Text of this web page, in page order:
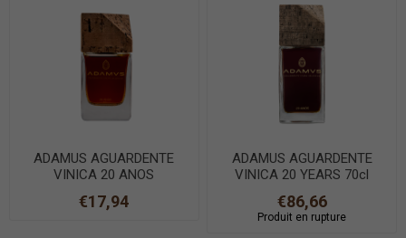
ADAMUS AGUARDENTE
VINICA 20 ANOS
€17,94
ADAMUS AGUARDENTE
VINICA 20 YEARS 70cl
€86,66
Produit en rupture